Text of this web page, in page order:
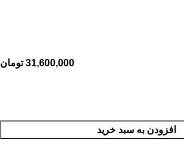
31,600,000 تومان
افزودن به سبد خرید